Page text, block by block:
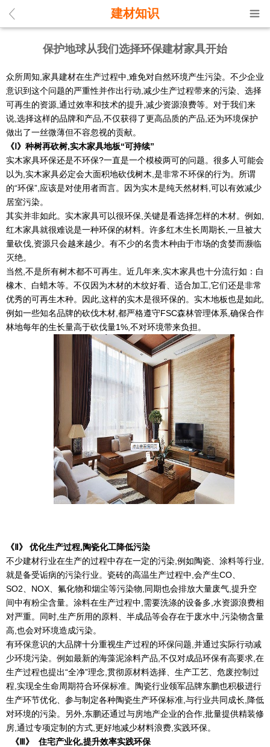
建材知识
保护地球从我们选择环保建材家具开始
众所周知,家具建材在生产过程中,难免对自然环境产生污染。不少企业
意识到这个问题的严重性并作出行动,减少生产过程带来的污染、选择
可再生的资源,通过效率和技术的提升,减少资源浪费等。对于我们来
说,选择这样的品牌和产品,不仅获得了更高品质的产品,还为环境保护
做出了一丝微薄但不容忽视的贡献。
《Ⅰ》 种树再砍树,实木家具地板“可持续”
实木家具环保还是不环保?一直是一个模棱两可的问题。很多人可能会
以为,实木家具必定会大面积地砍伐树木,是非常不环保的行为。所谓
的“环保”,应该是对使用者而言。因为实木是纯天然材料,可以有效减少
居室污染。
其实并非如此。实木家具可以很环保,关键是看选择怎样的木材。例如,
红木家具就很难说是一种环保的材料。许多红木生长周期长,一旦被大
量砍伐,资源只会越来越少。有不少的名贵木种由于市场的贪婪而濒临
灭绝。
当然,不是所有树木都不可再生。近几年来,实木家具也十分流行如：白
橡木、白蜡木等。不仅因为木材的木纹好看、适合加工,它们还是非常
优秀的可再生木种。因此,这样的实木是很环保的。实木地板也是如此,
例如一些知名品牌的砍伐木材,都严格遵守FSC森林管理体系,确保合作
林地每年的生长量高于砍伐量1%,不对环境带来负担。
《Ⅱ》
优化生产过程,陶瓷化工降低污染
不少建材行业在生产的过程中存在一定的污染,例如陶瓷、涂料等行业,
就是备受诟病的污染行业。瓷砖的高温生产过程中,会产生CO、
SO2、NOX、氟化物和烟尘等污染物,同期也会排放大量废气,提升空
间中有粉尘含量。涂料在生产过程中,需要洗涤的设备多,水资源浪费相
对严重。同时,生产所用的原料、半成品等会存在于废水中,污染物含量
高,也会对环境造成污染。
有环保意识的大品牌十分重视生产过程的环保问题,并通过实际行动减
少环境污染。例如最新的海藻泥涂料产品,不仅对成品环保有高要求,在
生产过程也提出“全净”理念,贯彻原材料选择、生产工艺、危废控制过
程,实现全生命周期符合环保标准。陶瓷行业领军品牌东鹏也积极进行
生产环节优化、参与制定各种陶瓷生产环保标准,与行业共同成长,降低
对环境的污染。另外,东鹏还通过与房地产企业的合作,批量提供精装修
房,通过专项定制的方式,更好地减少材料浪费,实践环保。
《Ⅲ》
住宅产业化,提升效率实践环保